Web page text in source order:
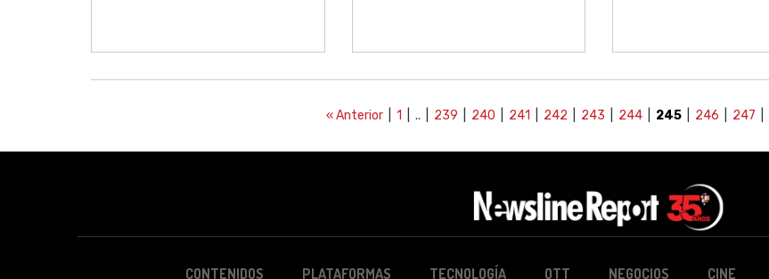
« Anterior| 1 | .. | 239 240 241 242 243 244| 245| 246 247
CONTENIDOS PLATAFORMAS TECNOLOGÍA OTT NEGOCIOS CINE